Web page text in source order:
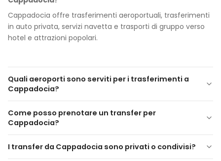
Cappadocia offre trasferimenti aeroportuali, trasferimenti
in auto privata, servizi navetta e trasporti di gruppo verso
hotel e attrazioni popolari.
Quali aeroporti sono serviti per i trasferimenti a
Cappadocia?
Cappadocia?
I trasferimenti sono disponibili dall'Aeroporto di Kayseri
Erkilet (ASR) e dall'Aeroporto di Nevşehir Kapadokya (NAV)
Come posso prenotare un transfer per
Cappadocia?
Cappadocia?
I transfer da Cappadocia sono privati o condivisi?